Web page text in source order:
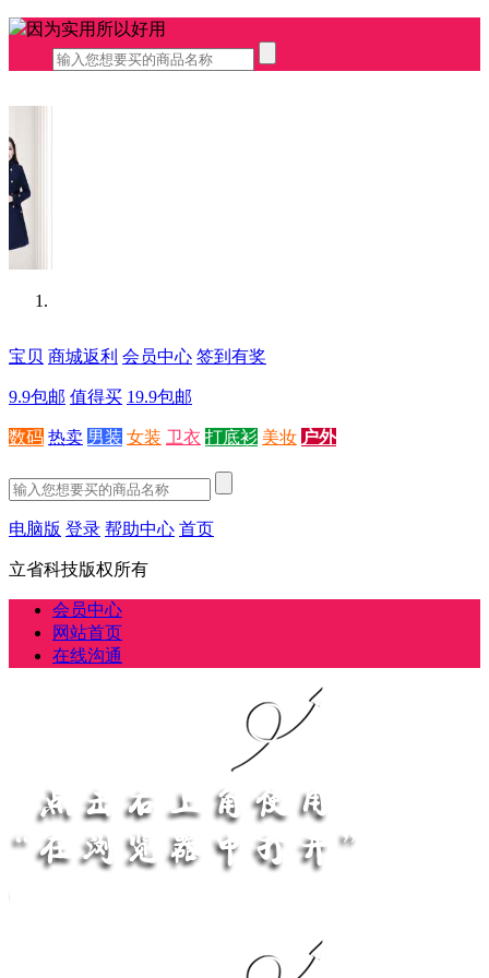
因为实用所以好用
宝贝 商城返利 会员中心 签到有奖
9.9包邮 值得买 19.9包邮
数码 热卖 男装 女装 卫衣 打底衫 美妆 户外
电脑版 登录 帮助中心 首页
立省科技版权所有
会员中心
网站首页
在线沟通